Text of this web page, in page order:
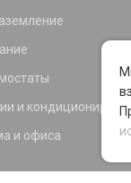
и
и офиса